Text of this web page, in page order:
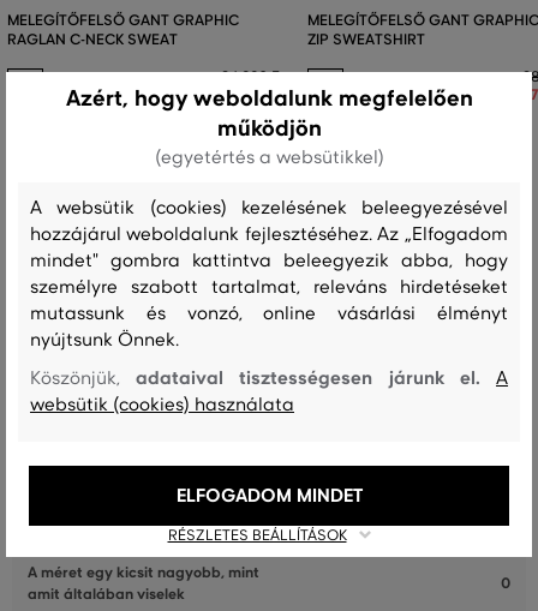
MELEGÍTŐFELSŐ GANT GRAPHIC
RAGLAN C-NECK SWEAT
34 990 Ft
24 490 Ft
MELEGÍTŐFELSŐ GANT
ZIP SWEATSHIRT
Elérhető méretek:
Recenziók
ÜGYFELEINKNEK ÁLTAL ÉRTÉKELT MÉRETEK
A méret sokkal kisebb, mint amit
viselek
0
amit viselek
A méret megegyezik az általam
szokásosan viselt mérettel
A méret egy kicsit nagyobb, mint
amit általában viselek
0
Azért, hogy weboldalunk megfelelően
működjön
(egyetértés a websütikkel)
A websütik (cookies) kezelésének beleegyezésével
hozzájárul weboldalunk fejlesztéséhez. Az „Elfogadom
mindet" gombra kattintva beleegyezik abba, hogy
személyre szabott tartalmat, releváns hirdetéseket
mutassunk és vonzó, online vásárlási élményt
nyújtsunk Önnek.
Köszönjük,adataival tisztességesen járunk el.A
websütik (cookies) használata
RÉSZLETES BEÁLLÍTÁSOK
ELFOGADOM MINDET